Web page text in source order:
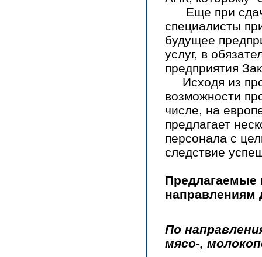
Еще при сдаче
специалисты
будущее
услуг, в
предприятия
Исходя из
возможности
числе, на
предлагает
персонала с
следствие
Предлагаемые
направлениям
По
мясо-,